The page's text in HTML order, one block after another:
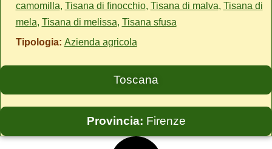
camomilla, Tisana di finocchio, Tisana di malva, Tisana di
mela, Tisana di melissa, Tisana sfusa
Tipologia: Azienda agricola
Toscana
Provincia: Firenze